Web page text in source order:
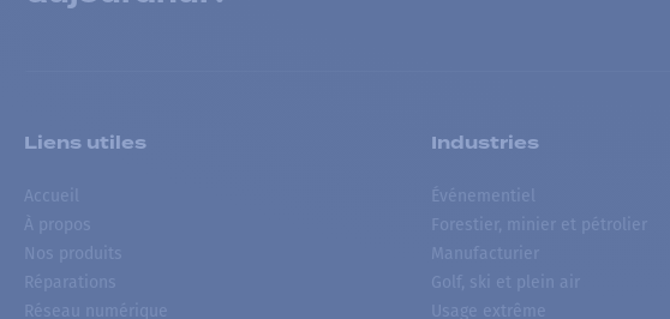
Liens utiles
Accueil
À propos
Nos produits
Réparations
Réseau numérique
Industries
Événementiel
Forestier, minier et pétrolier
Manufacturier
Golf, ski et plein air
Usage extrême